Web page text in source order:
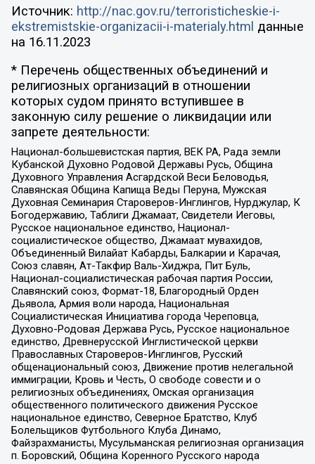
Источник: http://nac.gov.ru/terroristicheskie-i-
ekstremistskie-organizacii-i-materialy.html данные
на 16.11.2023
* Перечень общественных объединений и
религиозных организаций в отношении
которых судом принято вступившее в
законную силу решение о ликвидации или
запрете деятельности:
Национал-большевистская партия, ВЕК РА, Рада земли
Кубанской Духовно Родовой Державы Русь, Община
Духовного Управления Асгардской Веси Беловодья,
Славянская Община Капища Веды Перуна, Мужская
Духовная Семинария Староверов-Инглингов, Нурджулар, К
Богодержавию, Таблиги Джамаат, Свидетели Иеговы,
Русское национальное единство, Национал-
социалистическое общество, Джамаат мувахидов,
Объединенный Вилайат Кабарды, Балкарии и Карачая,
Союз славян, Ат-Такфир Валь-Хиджра, Пит Буль,
Национал-социалистическая рабочая партия России,
Славянский союз, Формат-18, Благородный Орден
Дьявола, Армия воли народа, Национальная
Социалистическая Инициатива города Череповца,
Духовно-Родовая Держава Русь, Русское национальное
единство, Древнерусской Инглистической церкви
Православных Староверов-Инглингов, Русский
общенациональный союз, Движение против нелегальной
иммиграции, Кровь и Честь, О свободе совести и о
религиозных объединениях, Омская организация
общественного политического движения Русское
национальное единство, Северное Братство, Клуб
Болельщиков Футбольного Клуба Динамо,
Файзрахманисты, Мусульманская религиозная организация
п. Боровский, Община Коренного Русского народа